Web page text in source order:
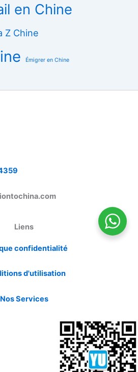
en Chine
Z Chine
Émigrer en Chine
Liens
confidentialité
d'utilisation
Nos Services